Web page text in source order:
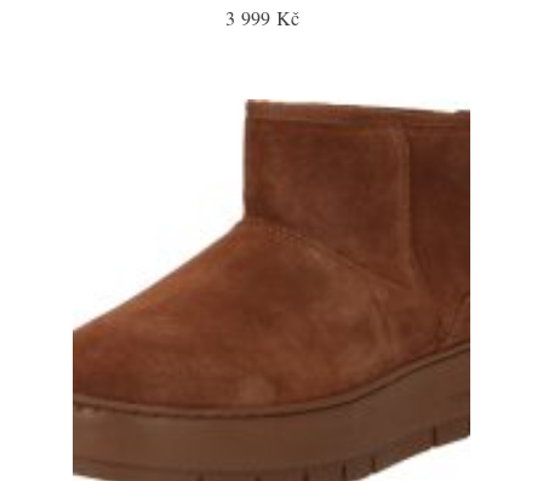
3 999 Kč